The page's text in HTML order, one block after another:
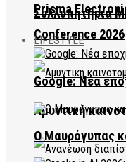
Prisma
Conference 2026
Αμυντική
Συλλυπητήρια
LIFESTYLE
Google: Νέα
Ο Μαυρόγυπας